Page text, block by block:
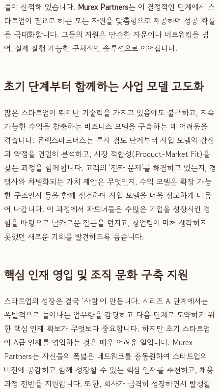
들이 산적해 있습니다. Murex Partners는 이 결정적인 단계에서 스
타트업이 필요로 하는 모든 자원을 맞춤형으로 제공하며 성공 확률
을 극대화합니다. 그들의 지원은 단순한 자문이나 네트워킹을 넘
어, 실제 실행 가능한 구체적인 솔루션으로 이어집니다.
초기 단계부터 함께하는 사업 모델 고도화
많은 스타트업이 뛰어난 기술력을 가지고 있음에도 불구하고, 지속
가능한 수익을 창출하는 비즈니스 모델을 구축하는 데 어려움을
겪습니다. 뮤렉스파트너스는 투자 검토 단계부터 사업 모델의 강점
과 약점을 면밀히 분석하고, 시장 적합성(Product-Market Fit)을
찾는 과정을 함께합니다. 고객의 '진짜 문제'를 해결하고 있는지, 경
쟁사와 차별화되는 가치 제안은 무엇인지, 수익 모델은 확장 가능
한 구조인지 등을 함께 점검하며 사업 모델을 더욱 정교하게 다듬
어 나갑니다. 이 과정에서 파트너들은 수많은 기업을 성장시킨 경
험을 바탕으로 날카로운 질문을 던지고, 창업팀이 미처 생각하지
못했던 새로운 기회를 발견하도록 돕습니다.
핵심 인재 영입 및 조직 문화 구축 지원
스타트업의 성장은 결국 '사람'이 만듭니다. 시리즈 A 단계에서는
폭발적으로 늘어나는 업무량을 감당하고 다음 단계로 도약하기 위
한 핵심 인재 확보가 무엇보다 중요합니다. 하지만 초기 스타트업
이 A급 인재를 영입하는 것은 매우 어려운 일입니다. Murex
Partners는 자신들의 폭넓은 네트워크를 총동원하여 스타트업의
비전에 공감하고 함께 성장할 수 있는 핵심 인재를 추천하고, 채용
과정 전반을 지원합니다. 또한, 회사가 급격히 성장하면서 발생할